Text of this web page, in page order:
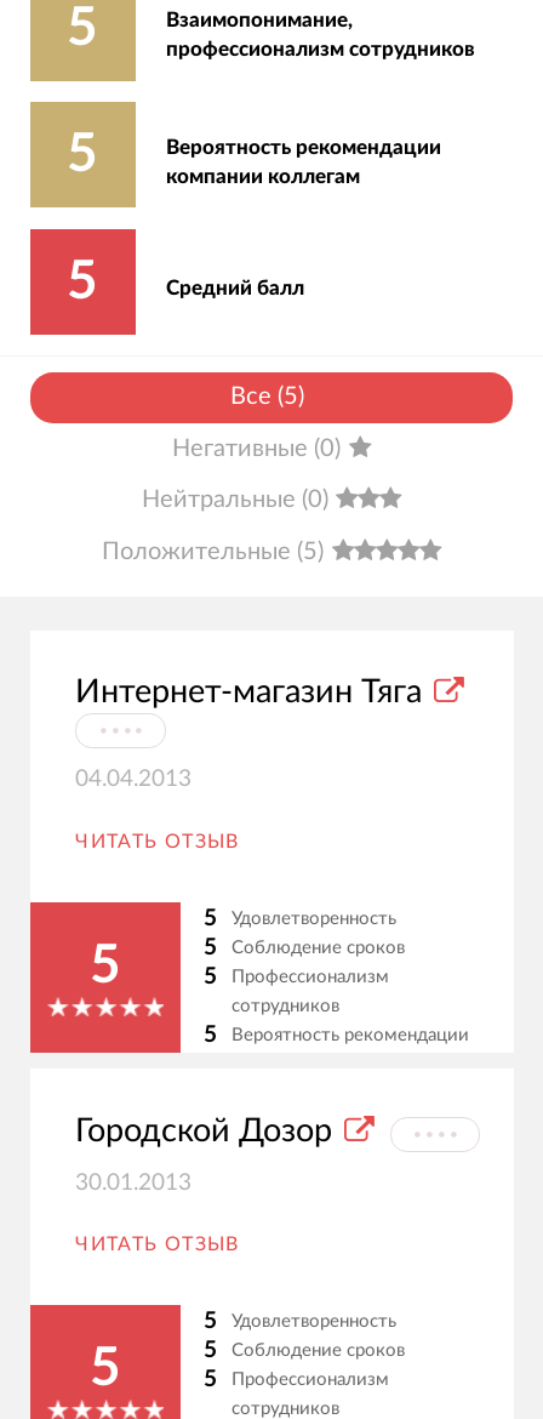
5
Взаимопонимание,
профессионализм сотрудников
5
Вероятность рекомендации
компании коллегам
5 Средний балл
Все (5)
Негативные (0)
Нейтральные (0)
Положительные (5)
Интернет-магазин Тяга
⦁⦁⦁⦁
04.04.2013
ЧИТАТЬ ОТЗЫВ
5
5 Удовлетворенность
5 Соблюдение сроков
5
Профессионализм
сотрудников
5 Вероятность рекомендации
Городской Дозор ⦁⦁⦁⦁
30.01.2013
ЧИТАТЬ ОТЗЫВ
5
5 Удовлетворенность
5 Соблюдение сроков
5
Профессионализм
сотрудников